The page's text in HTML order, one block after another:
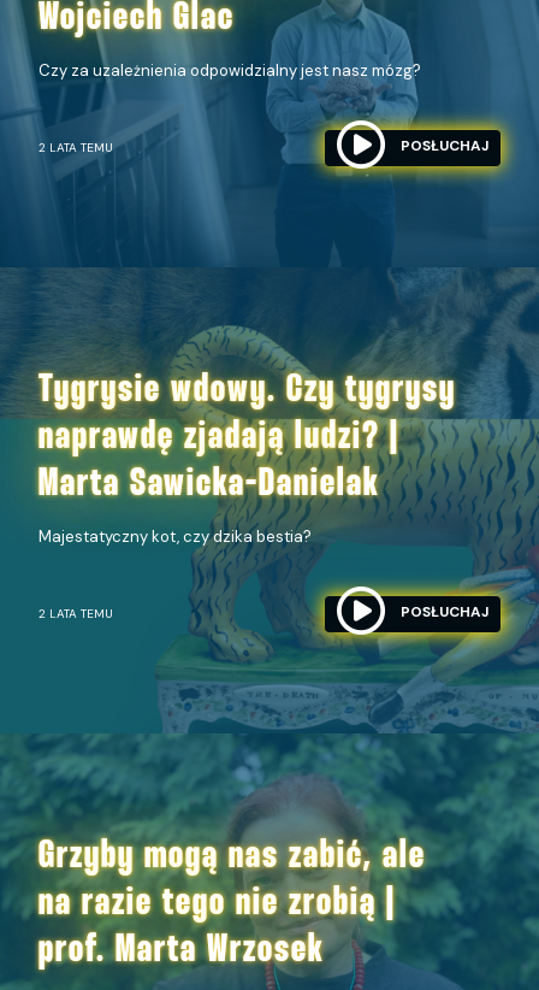
Wojciech Glac
Czy za uzależnienia odpowidzialny jest nasz mózg?
2 LATA TEMU POSŁUCHAJ
Tygrysie wdowy. Czy tygrysy
naprawdę zjadają ludzi? |
Marta Sawicka-Danielak
Majestatyczny kot, czy dzika bestia?
2 LATA TEMU POSŁUCHAJ
Grzyby mogą nas zabić, ale
na razie tego nie zrobią |
prof. Marta Wrzosek